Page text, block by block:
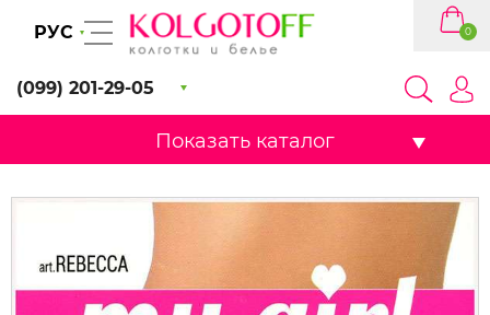
РУС
(099) 201-29-05
0
Показать каталог